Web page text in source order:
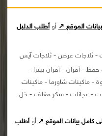
الموقع ↗ أوأطلب الدليل
- ثلاجات عرض - ثلاجات آيس
- أفران - أفران بيتزا -
- ماكينات شاورما - ماكينات
- عجانات - سكر مغلف - خل
كامل بيانات الموقع ↗ أوأطلب